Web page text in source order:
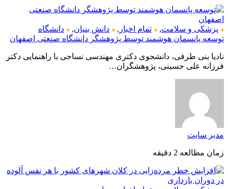
پزشکی و سلامت, تمام اخبار , دانش بنیان,
دانشگاه
توسعه پانسمان هوشمند توسط پژوهشگر دانشگاه صنعتی اصفهان
نادیا بنی طرفی، دانشجوی دکتری مهندسی نساجی با راهنمایی دکتر
فرزانه علی حسینی، پژوهشگران…
مدیر سایت
زمان مطالعه 2 دقیقه